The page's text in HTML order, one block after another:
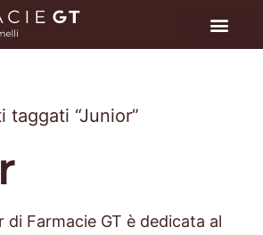
taggati “Junior”
di Farmacie GT è dedicata al